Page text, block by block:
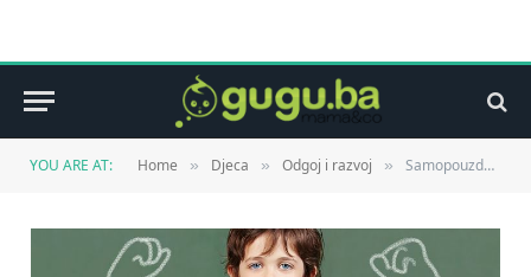
YOU ARE AT: Home » Djeca » Odgoj i razvoj » Samopouzdanje je najbolji poklon koji možete dati djetetu.